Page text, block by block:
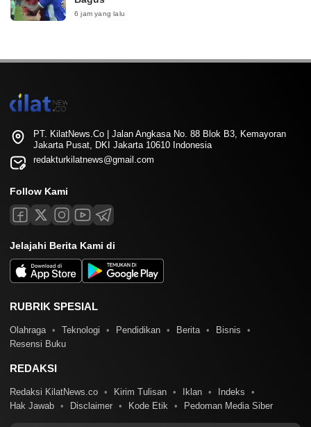
6 jam yang lalu
PT. KilatNews.Co | Jalan Angkasa No. 88 Blok B3, Kemayoran
Jakarta Pusat, DKI Jakarta 10610 Indonesia
redakturkilatnews@gmail.com
Follow Kami
Jelajahi Berita Kami di
RUBRIK SPESIAL
Olahraga Teknologi Pendidikan Berita
Bisnis
Resensi Buku
REDAKSI
Redaksi KilatNews.co Kirim Tulisan Iklan
Indeks
Hak Jawab
Disclaimer Kode Etik Pedoman Media Siber